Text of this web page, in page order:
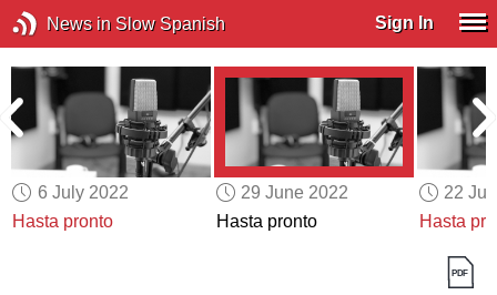
News in Slow Spanish Sign In
6 July 2022
Hasta pronto
29 June 2022
Hasta pronto
22
Hasta